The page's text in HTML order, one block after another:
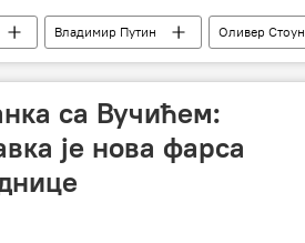
Владимир Путин Оливер Стоун
са Вучићем:
је нова фарса